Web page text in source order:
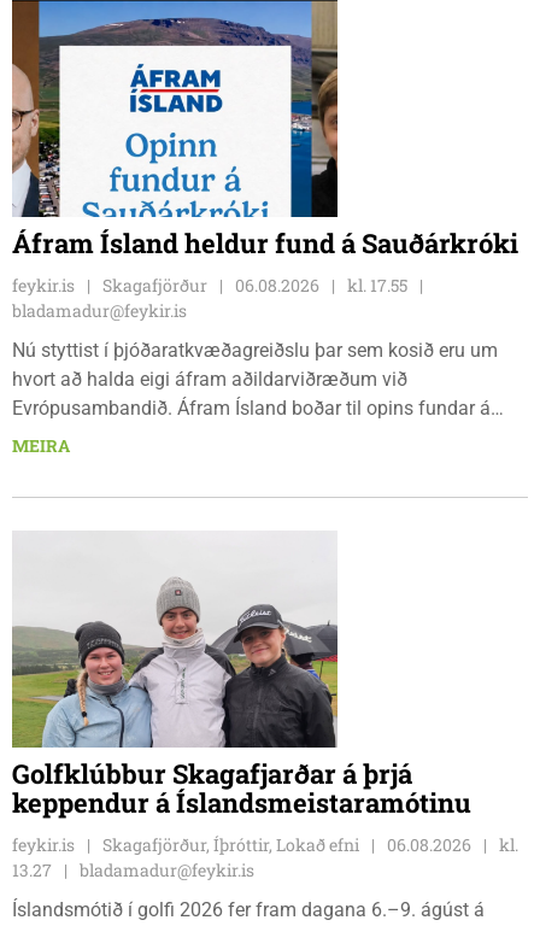
Áfram Ísland heldur fund á Sauðárkróki
feykir.is Skagafjörður 06.08.2026
kl. 17.55
bladamadur@feykir.is
Nú styttist í þjóðaratkvæðagreiðslu þar sem kosið eru um
hvort að halda eigi áfram aðildarviðræðum við
Evrópusambandið. Áfram Ísland boðar til opins fundar á
Frímúrarasalnum Borgarmýri 1 á Sauðarkróki, laugardaginn
nauðsynleg.
MEIRA
Golfklúbbur Skagafjarðar á þrjá
keppendur á Íslandsmeistaramótinu
feykir.is Skagafjörður, Íþróttir, Lokað efni 06.08.2026
kl.
13.27
bladamadur@feykir.is
Íslandsmótið í golfi 2026 fer fram dagana 6.–9. ágúst á